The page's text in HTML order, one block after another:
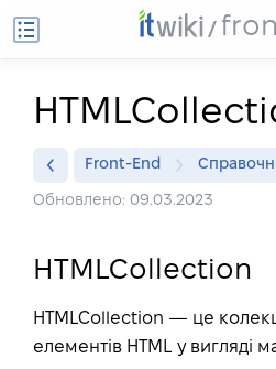
Front-End
Обновлено: 09.03.2023
HTMLCollection
HTMLCollection — це
елементів HTML у вигляді